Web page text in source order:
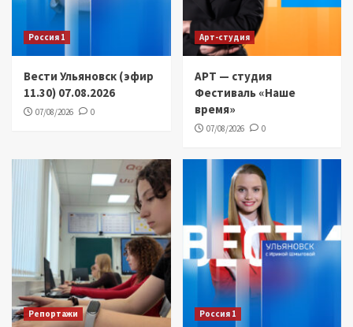
Россия 1
Вести Ульяновск (эфир
11.30) 07.08.2026
07/08/2026 0
Арт-студия
АРТ — студия
Фестиваль «Наше
время»
07/08/2026 0
Репортажи Россия 1